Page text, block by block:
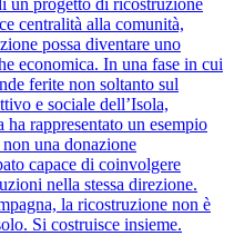
un progetto di ricostruzione
centralità alla comunità,
possa diventare uno
economica. In una fase in cui
ferite non soltanto sul
e sociale dell’Isola,
rappresentato un esempio
una donazione
capace di coinvolgere
nella stessa direzione.
la ricostruzione non è
Si costruisce insieme.